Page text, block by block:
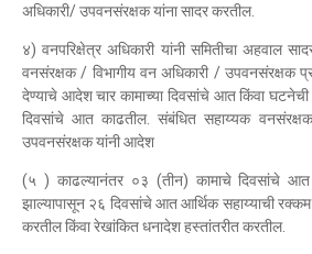
अधिकारी/ उपवनसंरक्षक यांना सादर करतील.
४) वनपरिक्षेत्र अधिकारी यांनी समितीचा अहवाल
वनसंरक्षक / विभागीय वन अधिकारी / उपवनसंरक्षक
देण्याचे आदेश चार कामाच्या दिवसांचे आत किंवा घटनेची
दिवसांचे आत काढतील. संबंधित सहाय्यक
उपवनसंरक्षक यांनी आदेश
(५ ) काढल्यानंतर ०३ (तीन) कामाचे दिवसांचे आत
झाल्यापासून २६ दिवसांचे आत आर्थिक सहाय्याची रक्कम
करतील किंवा रेखांकित धनादेश हस्तांतरीत करतील.